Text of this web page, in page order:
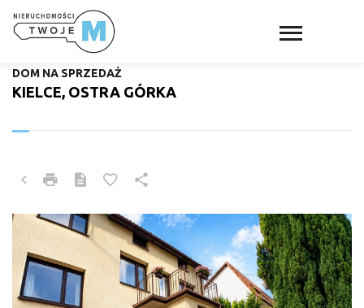
KIELCE, OSTRA GÓRKA
DOM NA SPRZEDAŻ